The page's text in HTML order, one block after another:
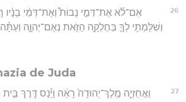
26
אִם־לֹ֡א אֶת־דְּמֵ֣י נָבוֹת֩ וְאֶת־דְּמֵ֨י בָנָ֜יו
וְשִׁלַּמְתִּ֥י לְךָ֛ בַּחֶלְקָ֥ה הַזֹּ֖את נְאֻם־יְהוָ֑ה
de Juda
27
וַאֲחַזְיָ֤ה מֶֽלֶךְ־יְהוּדָה֙ רָאָ֔ה וַיָּ֕נָס דֶּ֖רֶךְ בֵּ֣ית